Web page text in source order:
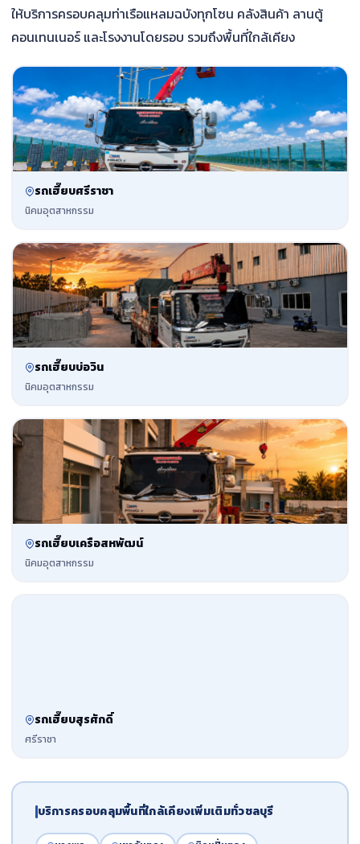
ให้บริการครอบคลุมท่าเรือแหลมฉบังทุกโซน คลังสินค้า ลานตู้
คอนเทนเนอร์ และโรงงานโดยรอบ รวมถึงพื้นที่ใกล้เคียง
รถเฮี๊ยบศรีราชา
นิคมอุตสาหกรรม
รถเฮี๊ยบบ่อวิน
นิคมอุตสาหกรรม
รถเฮี๊ยบเครือสหพัฒน์
นิคมอุตสาหกรรม
รถเฮี๊ยบสุรศักดิ์
ศรีราชา
บริการครอบคลุมพื้นที่ใกล้เคียงเพิ่มเติมทั่วชลบุรี